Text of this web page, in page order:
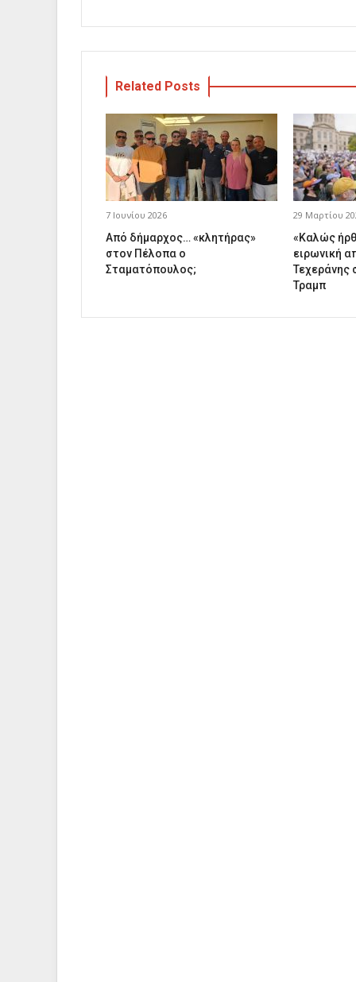
Related Posts
7 Ιουνίου 2026
Από δήμαρχος… «κλητήρας»
στον Πέλοπα ο
Σταματόπουλος;
29 Μαρτίου
«Καλώς
ειρωνική
Τεχεράνης
Τραμπ